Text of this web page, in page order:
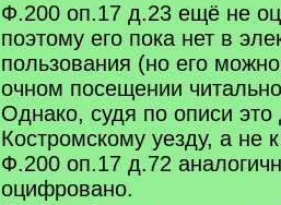
Ф.200 оп.17 д.23 ещё не
поэтому его пока нет в
пользования (но его
очном посещении
Однако, судя по описи это
Костромскому уезду, а не
Ф.200 оп.17 д.72
оцифровано.